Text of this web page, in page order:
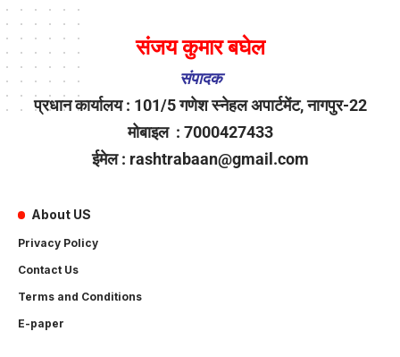
संजय कुमार बघेल
संपादक
प्रधान कार्यालय : 101/5 गणेश स्नेहल अपार्टमेंट, नागपुर-22
मोबाइल : 7000427433
ईमेल : rashtrabaan@gmail.com
About US
Privacy Policy
Contact Us
Terms and Conditions
E-paper